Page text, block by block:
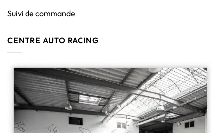
Suivi de commande
CENTRE AUTO RACING